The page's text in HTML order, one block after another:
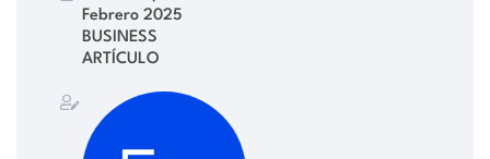
Febrero 2025
BUSINESS
ARTÍCULO